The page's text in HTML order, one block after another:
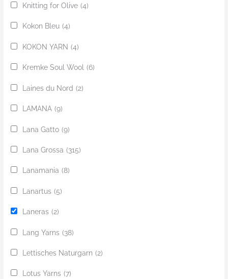
Knitting for Olive (4)
Kokon Bleu (4)
KOKON YARN (4)
Kremke Soul Wool (6)
Laines du Nord (2)
LAMANA (9)
Lana Gatto (9)
Lana Grossa (315)
Lanamania (8)
Lanartus (5)
Laneras (2)
Lang Yarns (38)
Lettisches Naturgarn (2)
Lotus Yarns (7)